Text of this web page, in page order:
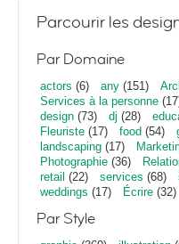
Parcourir les
Par Domaine
actors (6) any (151)
Services à la personne
design (73) dj (28)
Fleuriste (17) food (54)
landscaping (17)
Photographie (36)
retail (22) services (68)
weddings (17) Écrire (32)
Par Style